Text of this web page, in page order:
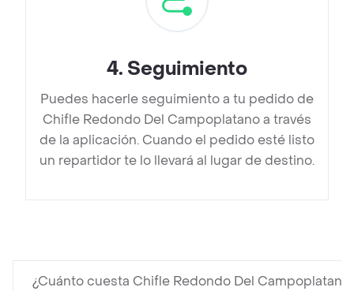
4. Seguimiento
Puedes hacerle seguimiento a tu pedido de
Chifle Redondo Del Campoplatano a través
de la aplicación. Cuando el pedido esté listo
un repartidor te lo llevará al lugar de destino.
¿Cuánto cuesta Chifle Redondo Del